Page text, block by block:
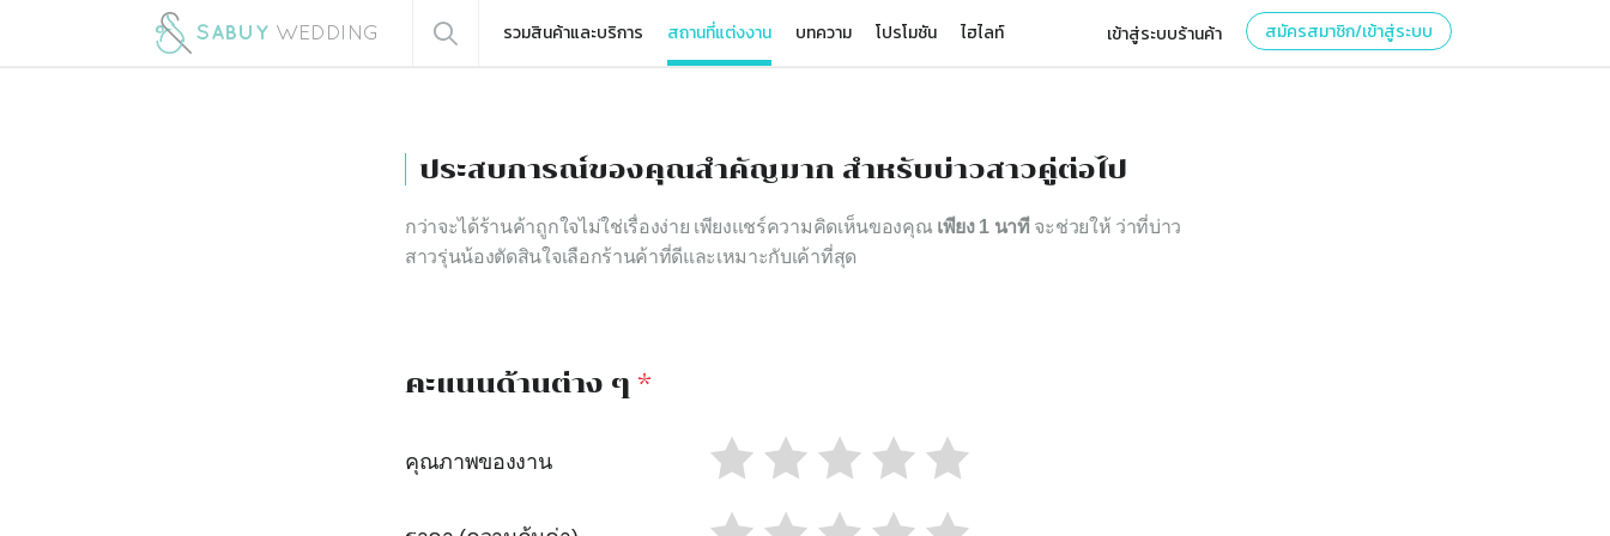
รวมสินค้าและบริการ สถานที่แต่งงาน บทความ โปรโมชัน ไฮไลท์ เข้าสู่ระบบร้านค้า สมัครสมาชิก/เข้าสู่ระบบ
ประสบการณ์ของคุณสำคัญมาก สำหรับบ่าวสาวคู่ต่อไป
กว่าจะได้ร้านค้าถูกใจไม่ใช่เรื่องง่าย เพียงแชร์ความคิดเห็นของคุณ เพียง 1 นาที จะช่วยให้ ว่าที่บ่าว
สาวรุ่นน้องตัดสินใจเลือกร้านค้าที่ดีและเหมาะกับเค้าที่สุด
คะแนนด้านต่าง ๆ *
คุณภาพของงาน